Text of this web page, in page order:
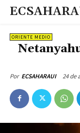
ORIENTE MEDIO
Por ECSAHARAUI 24 de